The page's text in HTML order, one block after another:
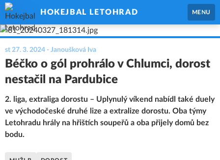
HOKEJBAL LETOHRAD MENU
st 27. 3. 2024 - Janoušková Iva
Béčko o gól prohrálo v Chlumci, dorost
nestačil na Pardubice
2. liga, extraliga dorostu – Uplynulý víkend nabídl také duely
ve východočeské druhé lize a extralize dorostu. Oba týmy
Letohradu hrály na hřištích soupeřů a oba přijely domů bez
bodu.